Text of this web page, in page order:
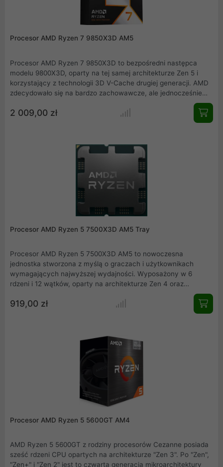
Procesor AMD Ryzen 7 9850X3D AM5
Procesor AMD Ryzen 7 9850X3D to bezpośredni następca
modelu 9800X3D, oparty na tej samej architekturze Zen 5 i
korzystający z technologii 3D V-Cache drugiej generacji. AMD
zdecydowało się na bardzo zachowawcze, ale jednocześnie
konfigurację ośmiu rdzeni i szesnastu wątków, która idealnie
2 009,00 zł
Procesor AMD Ryzen 5 7500X3D AM5 Tray
Procesor AMD Ryzen 5 7500X3D AM5 to nowoczesna
jednostka stworzona z myślą o graczach i użytkownikach
wymagających najwyższej wydajności. Wyposażony w 6
rdzeni i 12 wątków, oparty na architekturze Zen 4 oraz
wykonany w zaawansowanym procesie litograficznym 5 nm,
gwarantuje doskonały balans między mocą a
energooszczędnością. Dzięki technologii 3D V-Cache procesor
obliczeniowych.Ryzen 5 7500X3D to idealny wybór dla graczy i
entuzjastów, którzy oczekują najwyższej wydajności w
919,00 zł
Procesor AMD Ryzen 5 5600GT AM4
AMD Ryzen 5 5600GT z rodziny procesorów Cezanne posiada
sześć rdzeni CPU opartych na architekturze "Zen 3". Po "Zen",
"Zen+" i "Zen 2" jest to czwarta generacja mikroarchitektury